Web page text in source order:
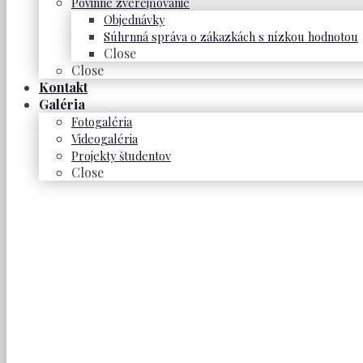
Objednávky
Súhrnná správa o zákazkách s nízkou hodnotou
Close
Close
Kontakt
Galéria
Fotogaléria
Videogaléria
Projekty študentov
Close